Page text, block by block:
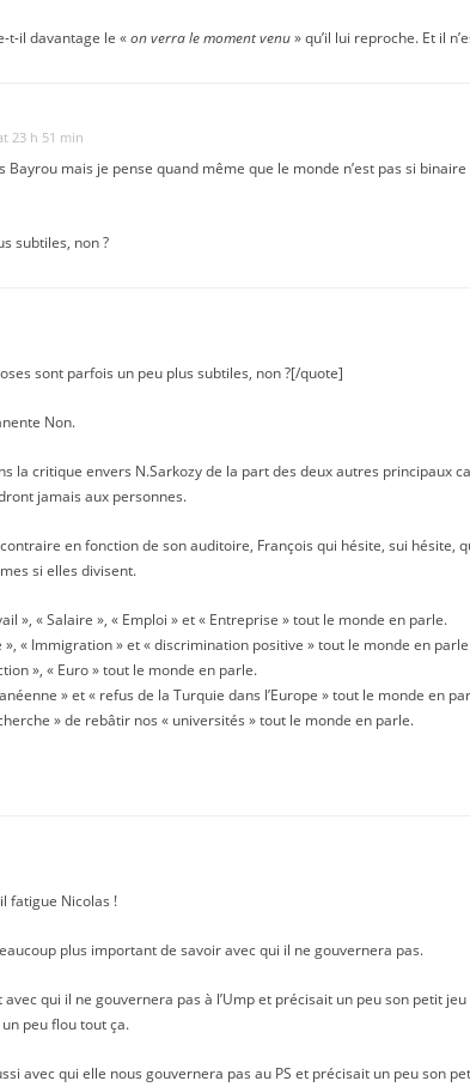
t-il davantage le «on verra le moment venu» qu’il lui reproche. Et il
23 h 51 min
Bayrou mais je pense quand même que le monde n’est pas si
subtiles, non ?
sont parfois un peu plus subtiles, non ?[/quote]
Non.
la critique envers N.Sarkozy de la part des deux autres principaux
jamais aux personnes.
en fonction de son auditoire, François qui hésite, sui hésite,
si elles divisent.
», « Salaire », « Emploi » et « Entreprise » tout le monde en parle.
», « Immigration » et « discrimination positive » tout le monde en
», « Euro » tout le monde en parle.
» et « refus de la Turquie dans l’Europe » tout le monde en
» de rebâtir nos « universités » tout le monde en parle.
fatigue Nicolas !
plus important de savoir avec qui il ne gouvernera pas.
qui il ne gouvernera pas à l’Ump et précisait un peu son petit
peu flou tout ça.
avec qui elle nous gouvernera pas au PS et précisait un peu son